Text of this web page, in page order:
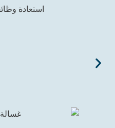
استعادة وظائفها المتكاملة.